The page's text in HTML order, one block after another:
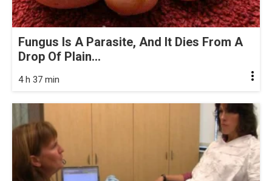
Fungus Is A Parasite, And It Dies From A
Drop Of Plain...
4 h 37 min